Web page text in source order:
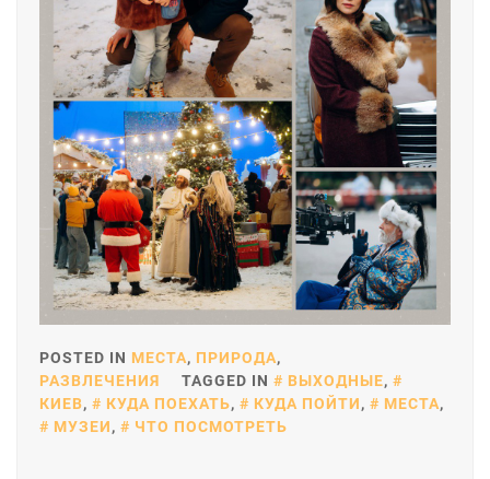
POSTED IN МЕСТА, ПРИРОДА,
РАЗВЛЕЧЕНИЯ
TAGGED IN ВЫХОДНЫЕ,
КИЕВ, КУДА ПОЕХАТЬ, КУДА ПОЙТИ, МЕСТА,
МУЗЕИ, ЧТО ПОСМОТРЕТЬ